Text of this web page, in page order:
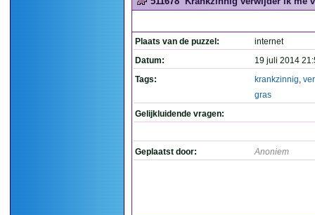
Plaats van de puzzel:
internet
Datum:
19 juli 2014
Tags:
krankzinnig,
gras
Gelijkluidende vragen:
Geplaatst door: Anoniem